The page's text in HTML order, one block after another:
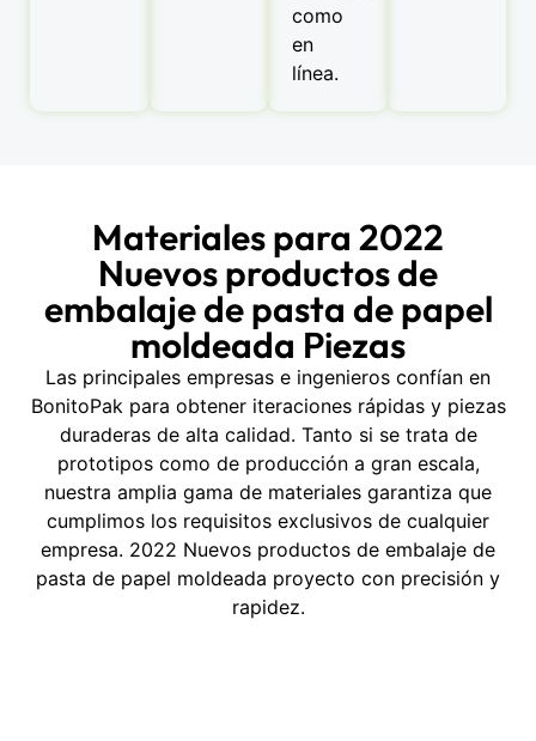
como
en
línea.
Materiales para 2022
Nuevos productos de
embalaje de pasta de papel
moldeada Piezas
Las principales empresas e ingenieros confían en
BonitoPak para obtener iteraciones rápidas y piezas
duraderas de alta calidad. Tanto si se trata de
prototipos como de producción a gran escala,
nuestra amplia gama de materiales garantiza que
cumplimos los requisitos exclusivos de cualquier
empresa. 2022 Nuevos productos de embalaje de
pasta de papel moldeada proyecto con precisión y
rapidez.